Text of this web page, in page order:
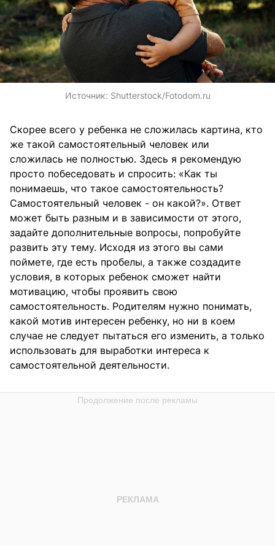
Источник: Shutterstock/Fotodom.ru
Скорее всего у ребенка не сложилась картина, кто
же такой самостоятельный человек или
сложилась не полностью. Здесь я рекомендую
просто побеседовать и спросить: «Как ты
понимаешь, что такое самостоятельность?
Самостоятельный человек - он какой?». Ответ
может быть разным и в зависимости от этого,
задайте дополнительные вопросы, попробуйте
развить эту тему. Исходя из этого вы сами
поймете, где есть пробелы, а также создадите
условия, в которых ребенок сможет найти
мотивацию, чтобы проявить свою
самостоятельность. Родителям нужно понимать,
какой мотив интересен ребенку, но ни в коем
случае не следует пытаться его изменить, а только
использовать для выработки интереса к
самостоятельной деятельности.